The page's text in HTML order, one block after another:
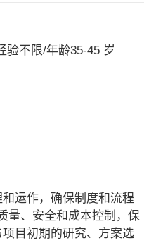
验不限/年龄35-45 岁
运作，确保制度和流程
量、安全和成本控制，保
目初期的研究、方案选